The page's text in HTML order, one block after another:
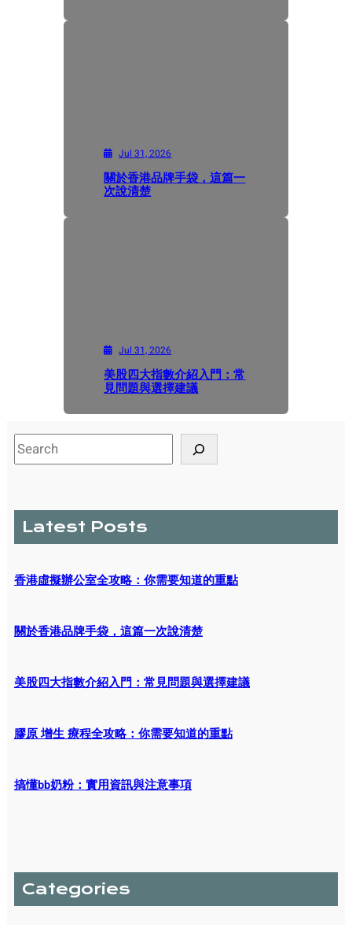
Jul 31, 2026
關於香港品牌手袋，這篇一
次說清楚
Jul 31, 2026
美股四大指數介紹入門：常
見問題與選擇建議
S
e
h
Latest Posts
香港虛擬辦公室全攻略：你需要知道的重點
關於香港品牌手袋，這篇一次說清楚
美股四大指數介紹入門：常見問題與選擇建議
膠原 增生 療程全攻略：你需要知道的重點
搞懂bb奶粉：實用資訊與注意事項
Categories